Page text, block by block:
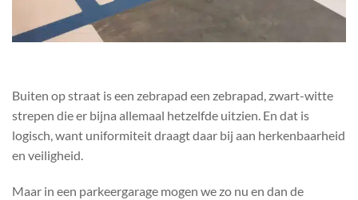
Buiten op straat is een zebrapad een zebrapad, zwart-witte
strepen die er bijna allemaal hetzelfde uitzien. En dat is
logisch, want uniformiteit draagt daar bij aan herkenbaarheid
en veiligheid.
Maar in een parkeergarage mogen we zo nu en dan de